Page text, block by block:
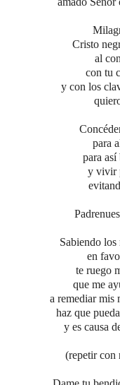
Cristo
al
con tu
y con los
para
para
y vivir
Sabiendo
en
te ruego
que me
a remediar mis
haz que
y es causa
(repetir con